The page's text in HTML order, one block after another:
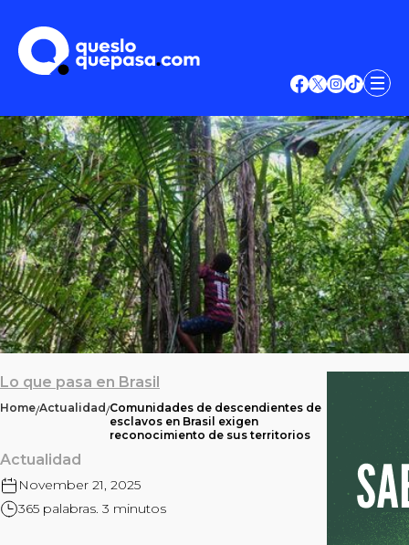
Lo que pasa en Brasil
Home/Actualidad/Comunidades de descendientes de
esclavos en Brasil exigen
reconocimiento de sus territorios
Actualidad
November 21, 2025
365 palabras. 3 minutos